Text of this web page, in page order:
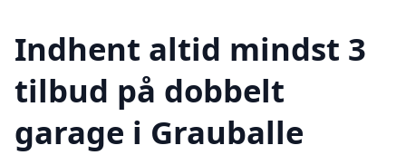
Indhent altid mindst 3
tilbud på dobbelt
garage i Grauballe